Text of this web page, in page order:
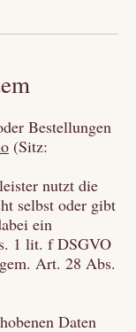
Bestellungen
(Sitz:
nutzt die
selbst oder gibt
ein
1 lit. f DSGVO
Art. 28 Abs.
Daten